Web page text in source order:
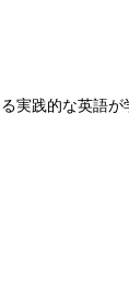
実践的な英語が